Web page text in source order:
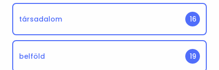
társadalom 16
belföld 19